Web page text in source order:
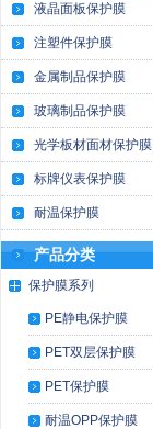
液晶面板保护膜
注塑件保护膜
金属制品保护膜
玻璃制品保护膜
光学板材面材保护膜
标牌仪表保护膜
耐温保护膜
产品分类
保护膜系列
PE静电保护膜
PET双层保护膜
PET保护膜
耐温OPP保护膜